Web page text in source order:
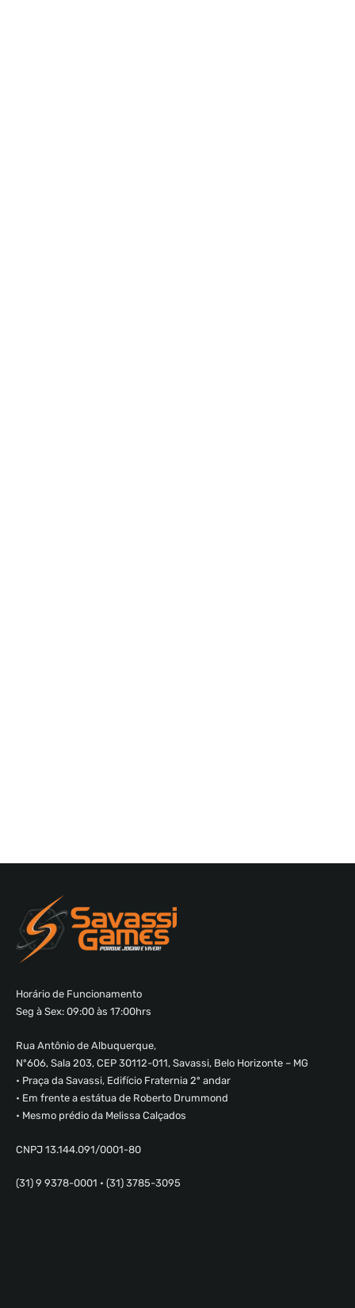
Horário de Funcionamento
Seg à Sex: 09:00 às 17:00hrs
Rua Antônio de Albuquerque,
Nº606, Sala 203, CEP 30112-011, Savassi, Belo Horizonte – MG
• Praça da Savassi, Edifício Fraternia 2º andar
• Em frente a estátua de Roberto Drummond
• Mesmo prédio da Melissa Calçados
CNPJ 13.144.091/0001-80
(31) 9 9378-0001 • (31) 3785-3095